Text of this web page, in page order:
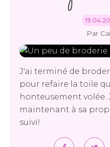
Par
J'ai terminé de
pour refaire la toile
honteusement volée.
maintenant à sa
suivi!